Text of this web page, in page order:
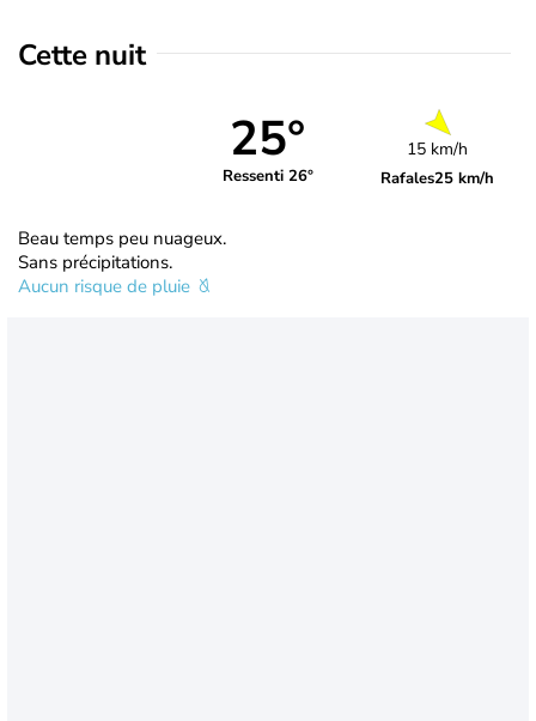
Cette nuit
25°
Ressenti 26°
15 km/h
Rafales25 km/h
Beau temps peu nuageux.
Sans précipitations.
Aucun risque de pluie